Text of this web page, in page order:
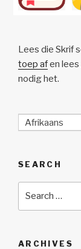
Lees die Skrif
toep afen
nodig het.
Afrikaans
SEARCH
ARCHIVES